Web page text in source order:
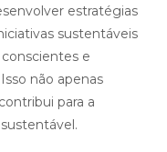
estratégias
sustentáveis
e
não apenas
para a